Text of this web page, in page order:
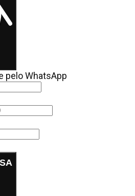
pelo WhatsApp